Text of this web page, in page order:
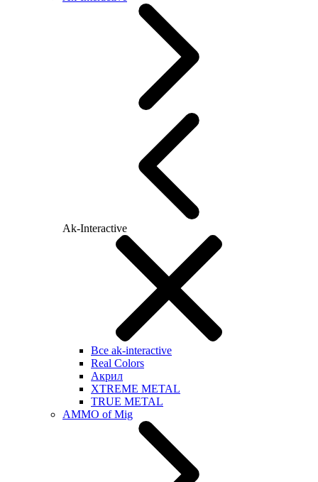
Ak-Interactive
Все ak-interactive
Real Colors
Акрил
XTREME METAL
TRUE METAL
AMMO of Mig